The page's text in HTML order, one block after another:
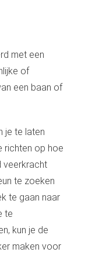
met een
of
een baan of
je te laten
richten op hoe
veerkracht
te zoeken
te gaan naar
te
kun je de
maken voor